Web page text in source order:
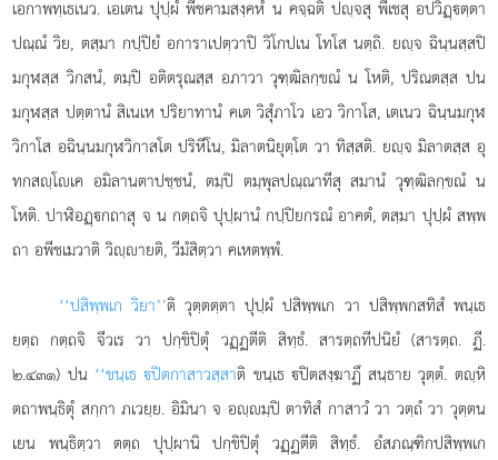
เอกาพทฺเธเนว. เอเตน ปุปฺผํ พีชคามสงฺคหํ น คจฺฉติ ปฺจสุ พีเชสุ อปวิฏฺตฺตา
ปณฺณํ วิย, ตสฺมา กปฺปิยํ อการาเปตฺวาปิ วิโกปเน โทโส นตฺถิ. ยฺจ ฉินฺนสฺสปิ
มกุฬสฺส วิกสนํ, ตมฺปิ อติตรุณสฺส อภาวา วุฑฺฒิลกฺขณํ น โหติ, ปริณตสฺส ปน
มกุฬสฺส ปตฺตานํ สิเนเห ปริยาทานํ คเต วิสุํภาโว เอว วิกาโส, เตเนว ฉินฺนมกุฬ
วิกาโส อฉินฺนมกุฬวิกาสโต ปริหีโน, มิลาตนิยุตฺโต วา ทิสฺสติ. ยฺจ มิลาตสฺส อุ
ทกสฺโเค อมิลานตาปชฺชนํ, ตมฺปิ ตมฺพุลปณฺณาทีสุ สมานํ วุฑฺฒิลกฺขณํ น
โหติ. ปาฬิอฏฺกถาสุ จ น กตฺถจิ ปุปฺผานํ กปฺปิยกรณํ อาคตํ, ตสฺมา ปุปฺผํ สพฺพ
ถา อพีชเมวาติ วิฺายติ, วีมํสิตฺวา คเหตพฺพํ.
‘‘ปสิพฺพเก วิยา’’ติ วุตฺตตฺตา ปุปฺผํ ปสิพฺพเก วา ปสิพฺพกสทิสํ พนฺเธ
ยตฺถ กตฺถจิ จีวเร วา ปกฺขิปิตุํ วฏฺฏตีติ สิทฺธํ. สารตฺถทีปนิยํ (สารตฺถ. ฏี.
๒.๔๓๑) ปน ‘‘ขนฺเธ ปิตกาสาวสฺสาติ ขนฺเธ ปิตสงฺฆาฏึ สนฺธาย วุตฺตํ. ตฺหิ
ตถาพนฺธิตุํ สกฺกา ภเวยฺย. อิมินา จ อฺมฺปิ ตาทิสํ กาสาวํ วา วตฺถํ วา วุตฺตน
เยน พนฺธิตฺวา ตตฺถ ปุปฺผานิ ปกฺขิปิตุํ วฏฺฏตีติ สิทฺธํ. อํสภณฺฑิกปสิพฺพเก